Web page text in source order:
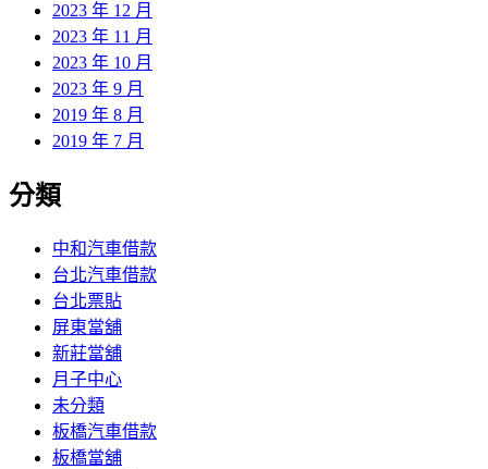
2023 年 12 月
2023 年 11 月
2023 年 10 月
2023 年 9 月
2019 年 8 月
2019 年 7 月
分類
中和汽車借款
台北汽車借款
台北票貼
屏東當舖
新莊當舖
月子中心
未分類
板橋汽車借款
板橋當舖